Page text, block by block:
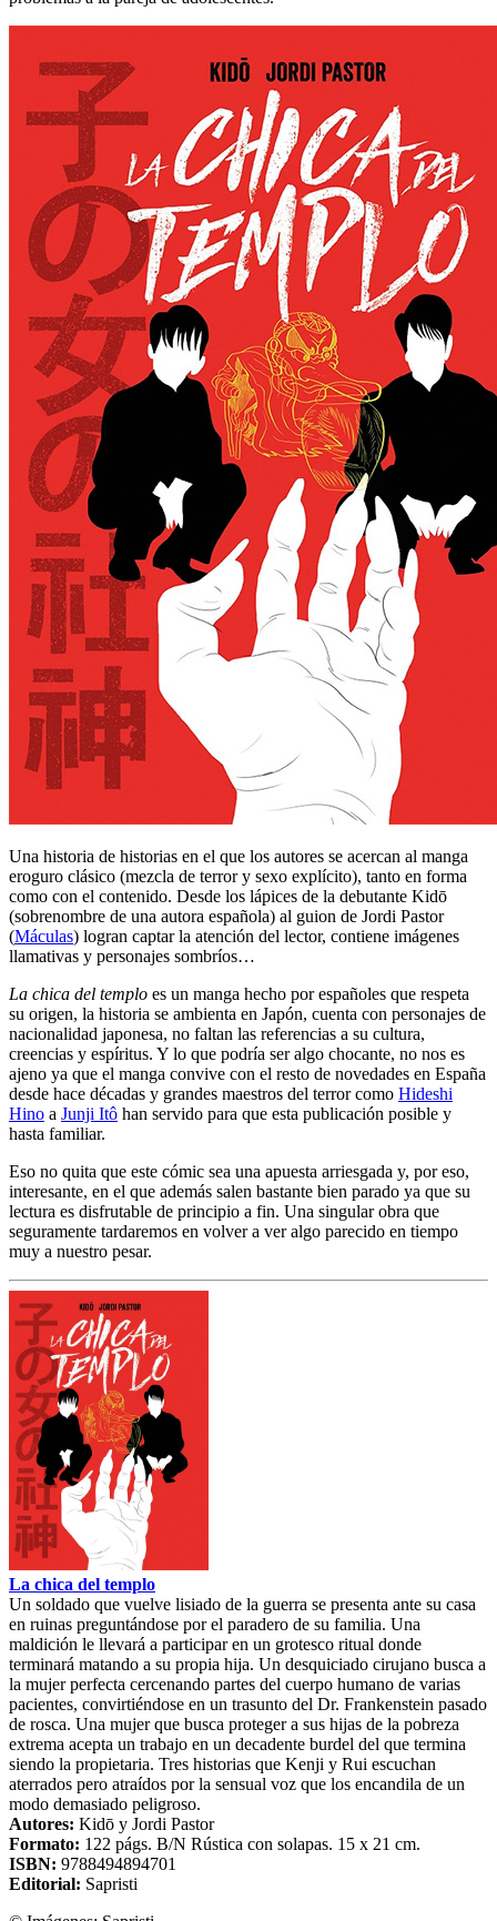
Una historia de historias en el que los autores se acercan al manga
eroguro clásico (mezcla de terror y sexo explícito), tanto en forma
como con el contenido. Desde los lápices de la debutante Kidō
(sobrenombre de una autora española) al guion de Jordi Pastor
(Máculas) logran captar la atención del lector, contiene imágenes
llamativas y personajes sombríos…
La chica del templo es un manga hecho por españoles que respeta
su origen, la historia se ambienta en Japón, cuenta con personajes de
nacionalidad japonesa, no faltan las referencias a su cultura,
creencias y espíritus. Y lo que podría ser algo chocante, no nos es
ajeno ya que el manga convive con el resto de novedades en España
desde hace décadas y grandes maestros del terror como Hideshi
Hino a Junji Itô han servido para que esta publicación posible y
hasta familiar.
Eso no quita que este cómic sea una apuesta arriesgada y, por eso,
interesante, en el que además salen bastante bien parado ya que su
lectura es disfrutable de principio a fin. Una singular obra que
seguramente tardaremos en volver a ver algo parecido en tiempo
muy a nuestro pesar.
La chica del templo
Un soldado que vuelve lisiado de la guerra se presenta ante su casa
en ruinas preguntándose por el paradero de su familia. Una
maldición le llevará a participar en un grotesco ritual donde
terminará matando a su propia hija. Un desquiciado cirujano busca a
la mujer perfecta cercenando partes del cuerpo humano de varias
pacientes, convirtiéndose en un trasunto del Dr. Frankenstein pasado
de rosca. Una mujer que busca proteger a sus hijas de la pobreza
extrema acepta un trabajo en un decadente burdel del que termina
siendo la propietaria. Tres historias que Kenji y Rui escuchan
aterrados pero atraídos por la sensual voz que los encandila de un
modo demasiado peligroso.
Autores: Kidō y Jordi Pastor
Formato: 122 págs. B/N Rústica con solapas. 15 x 21 cm.
ISBN: 9788494894701
Editorial: Sapristi